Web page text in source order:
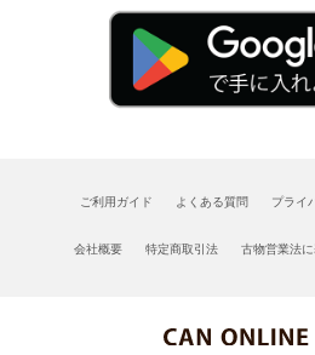
ご利用ガイド よくある質問 プライ
会社概要 特定商取引法 古物営業法